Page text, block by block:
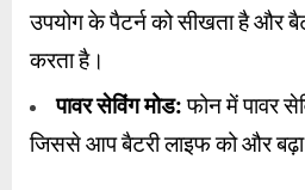
उपयोग के पैटर्न को सीखता है और
करता है।
पावर सेविंग मोड:फोन में पावर
जिससे आप बैटरी लाइफ को और